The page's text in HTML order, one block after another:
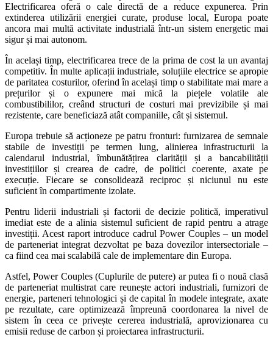
Electrificarea oferă o cale directă de a reduce expunerea. Prin
extinderea utilizării energiei curate, produse local, Europa poate
ancora mai multă activitate industrială într-un sistem energetic mai
sigur și mai autonom.
În același timp, electrificarea trece de la prima de cost la un avantaj
competitiv. În multe aplicații industriale, soluțiile electrice se apropie
de paritatea costurilor, oferind în același timp o stabilitate mai mare a
prețurilor și o expunere mai mică la piețele volatile ale
combustibililor, creând structuri de costuri mai previzibile și mai
rezistente, care beneficiază atât companiile, cât și sistemul.
Europa trebuie să acționeze pe patru fronturi: furnizarea de semnale
stabile de investiții pe termen lung, alinierea infrastructurii la
calendarul industrial, îmbunătățirea clarității și a bancabilității
investițiilor și crearea de cadre, de politici coerente, axate pe
execuție. Fiecare se consolidează reciproc și niciunul nu este
suficient în compartimente izolate.
Pentru liderii industriali și factorii de decizie politică, imperativul
imediat este de a alinia sistemul suficient de rapid pentru a atrage
investiții. Acest raport introduce cadrul Power Couples – un model
de parteneriat integrat dezvoltat pe baza dovezilor intersectoriale –
ca fiind cea mai scalabilă cale de implementare din Europa.
Astfel, Power Couples (Cuplurile de putere) ar putea fi o nouă clasă
de parteneriat multistrat care reunește actori industriali, furnizori de
energie, parteneri tehnologici și de capital în modele integrate, axate
pe rezultate, care optimizează împreună coordonarea la nivel de
sistem în ceea ce privește cererea industrială, aprovizionarea cu
emisii reduse de carbon și proiectarea infrastructurii.